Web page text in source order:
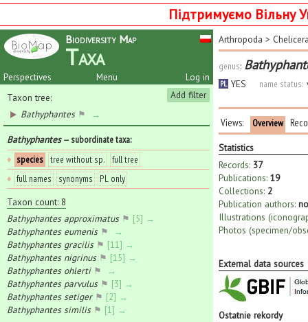
Підтримуємо Вільну
Biodiversity Map
Taxa
Perspectives Log in
Menu
Add filter
Taxon tree:
Bathyphantes⚑ →
Bathyphantes— subordinate taxa:
♦ species tree without sp.
full tree
♦ full names synonyms
PL only
Taxon count: 8
Bathyphantes approximatus⚑ [5] →
Bathyphantes eumenis⚑
→
Bathyphantes gracilis⚑ [11] →
Bathyphantes nigrinus⚑ [15] →
Bathyphantes ohlerti⚑
→
Bathyphantes parvulus⚑ [3] →
Bathyphantes setiger⚑ [2] →
Bathyphantes similis⚑ [1] →
Arthropoda >
genus:
PL YES name status:
Views: Overview
Statistics
Records: 37
Publications: 19
Collections: 2
Publication authors:
Illustrations
Photos (specimen/
External data sources
Ostatnie rekordy